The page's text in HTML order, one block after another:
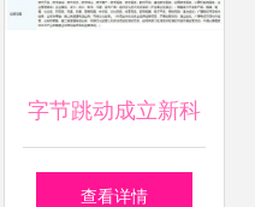
字节跳动成立新科
技公司 进军文化市
查看详情